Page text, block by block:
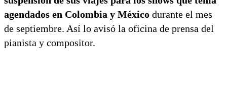
agendados en Colombia y México durante el mes
de septiembre. Así lo avisó la oficina de prensa del
pianista y compositor.